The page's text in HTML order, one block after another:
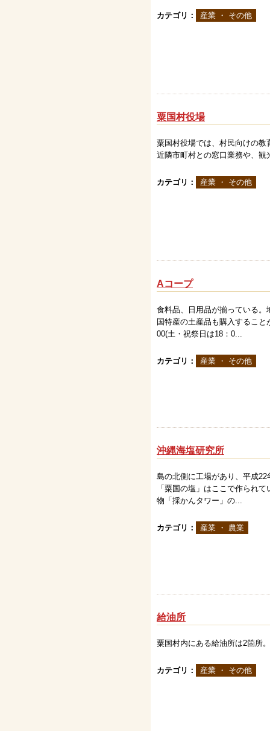
カテゴリ： 産業 ・ その他
粟国村役場
粟国村役場では、村民向けの
近隣市町村との窓口業務や、
カテゴリ： 産業 ・ その他
Aコープ
食料品、日用品が揃っている
国特産の土産品も購入するこ
00(土・祝祭日は18：0...
カテゴリ： 産業 ・ その他
沖縄海塩研究所
島の北側に工場があり、平成
「粟国の塩」はここで作られ
物「採かんタワー」の...
カテゴリ： 産業 ・ 農業
給油所
粟国村内にある給油所は2箇所
カテゴリ： 産業 ・ その他